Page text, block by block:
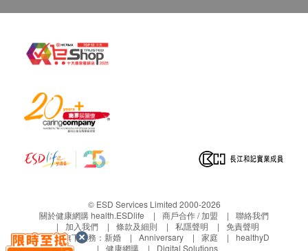
© ESD Services Limited 2000-2026
關於健康網購 health.ESDlife
商戶合作 / 加盟
聯絡我們
加入我們
條款及細則 私隱聲明
免責聲明
生活易旗下業務： 新婚 Anniversary 家庭
healthyD
健康網購
Digital Solutions